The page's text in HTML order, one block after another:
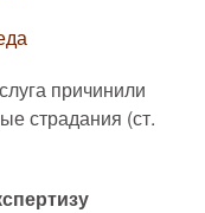
причинили
страдания (ст.